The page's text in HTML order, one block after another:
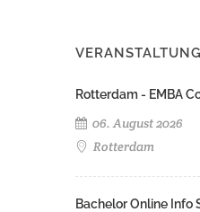
Rotterdam - EMBA
06. August 2026
Rotterdam
Bachelor Online Info